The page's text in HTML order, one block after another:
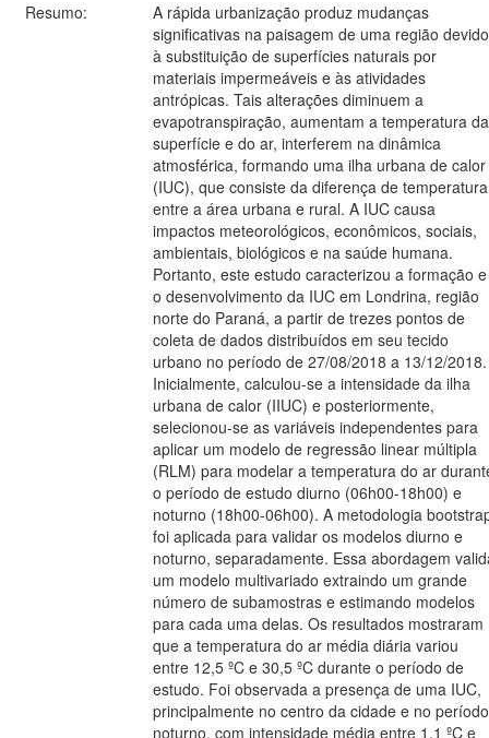
Resumo:
A rápida urbanização produz mudanças
significativas na paisagem de uma região devido
à substituição de superfícies naturais por
materiais impermeáveis e às atividades
antrópicas. Tais alterações diminuem a
evapotranspiração, aumentam a temperatura da
superfície e do ar, interferem na dinâmica
atmosférica, formando uma ilha urbana de calor
(IUC), que consiste da diferença de temperatura
entre a área urbana e rural. A IUC causa
impactos meteorológicos, econômicos, sociais,
ambientais, biológicos e na saúde humana.
Portanto, este estudo caracterizou a formação e
o desenvolvimento da IUC em Londrina, região
norte do Paraná, a partir de trezes pontos de
coleta de dados distribuídos em seu tecido
urbano no período de 27/08/2018 a 13/12/2018.
Inicialmente, calculou-se a intensidade da ilha
urbana de calor (IIUC) e posteriormente,
selecionou-se as variáveis independentes para
aplicar um modelo de regressão linear múltipla
(RLM) para modelar a temperatura do ar
o período de estudo diurno (06h00-18h00) e
noturno (18h00-06h00). A metodologia
foi aplicada para validar os modelos diurno e
noturno, separadamente. Essa abordagem
um modelo multivariado extraindo um grande
número de subamostras e estimando modelos
para cada uma delas. Os resultados mostraram
que a temperatura do ar média diária variou
entre 12,5 ºC e 30,5 ºC durante o período de
estudo. Foi observada a presença de uma IUC,
principalmente no centro da cidade e no período
noturno, com intensidade média entre 1,1 ºC e